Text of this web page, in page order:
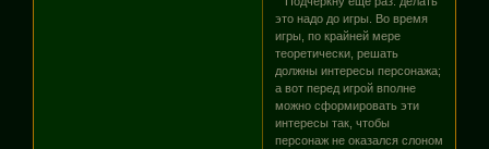
это надо до игры. Во время
игры, по крайней мере
теоретически, решать
должны интересы персонажа;
а вот перед игрой вполне
можно сформировать эти
интересы так, чтобы
персонаж не оказался слоном